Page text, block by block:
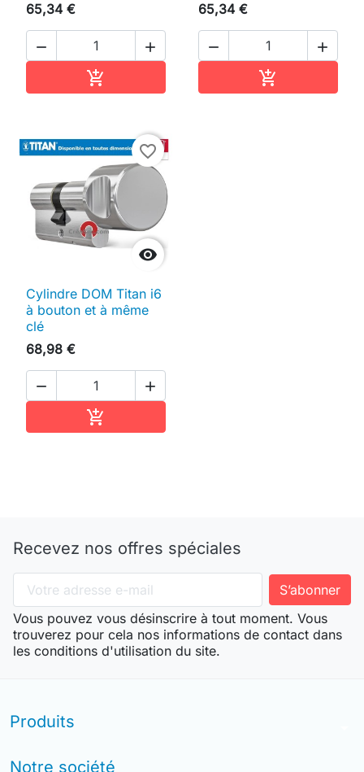
65,34 €
 

65,34 €
 


favorite_border
Cylindre DOM Titan i6
à bouton et à même
clé
68,98 €
 

Recevez nos offres spéciales
Vous pouvez vous désinscrire à tout moment. Vous
trouverez pour cela nos informations de contact dans
les conditions d'utilisation du site.
Produits
Notre société